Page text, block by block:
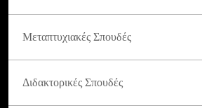
Μεταπτυχιακές Σπουδές
Διδακτορικές Σπουδές